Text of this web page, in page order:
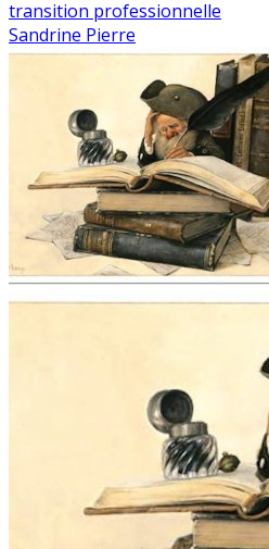
transition professionnelle
Sandrine Pierre